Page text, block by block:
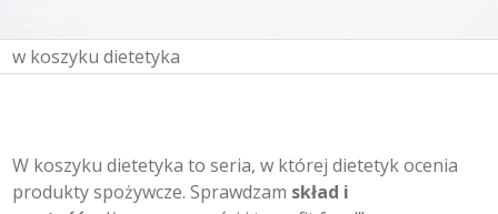
w koszyku dietetyka
W koszyku dietetyka to seria, w której dietetyk ocenia
produkty spożywcze. Sprawdzam skład i